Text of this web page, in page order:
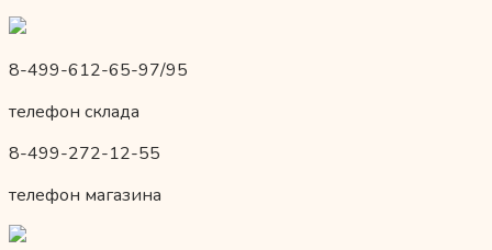
8-499-612-65-97/95
телефон склада
8-499-272-12-55
телефон магазина